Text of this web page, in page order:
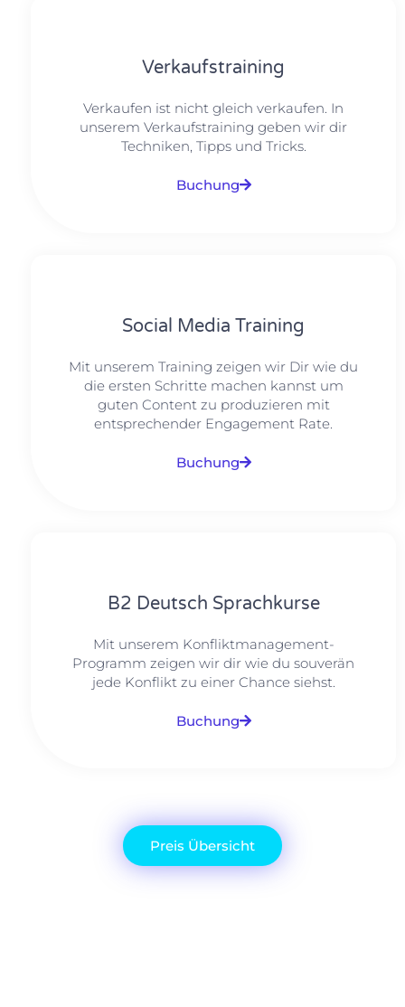
Verkaufstraining
Verkaufen ist nicht gleich verkaufen. In
unserem Verkaufstraining geben wir dir
Techniken, Tipps und Tricks.
Buchung
Social Media Training
Mit unserem Training zeigen wir Dir wie du
die ersten Schritte machen kannst um
guten Content zu produzieren mit
entsprechender Engagement Rate.
Buchung
B2 Deutsch Sprachkurse
Mit unserem Konfliktmanagement-
Programm zeigen wir dir wie du souverän
jede Konflikt zu einer Chance siehst.
Buchung
Preis Übersicht